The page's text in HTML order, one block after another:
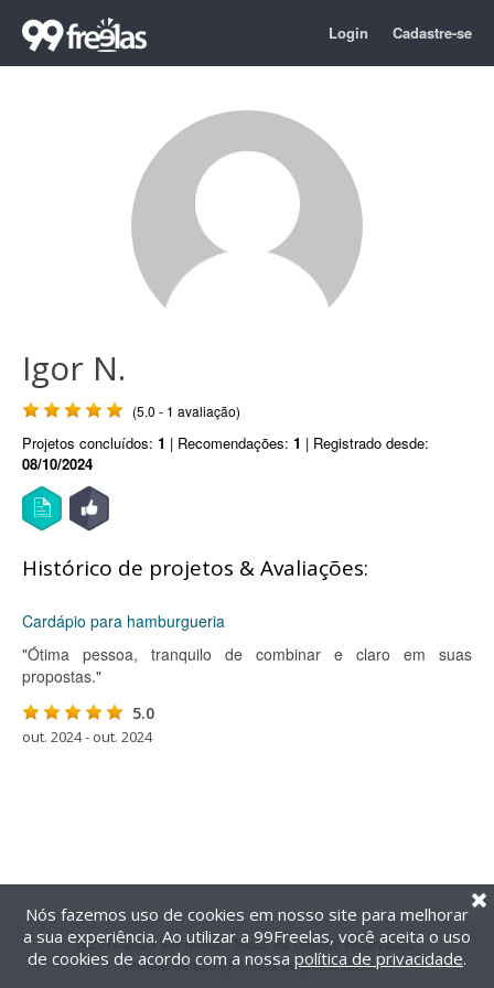
Login Cadastre-se
Igor N.
(5.0 - 1 avaliação)
Projetos concluídos: 1 | Recomendações: 1 | Registrado desde:
08/10/2024
Histórico de projetos & Avaliações:
Cardápio para hamburgueria
"Ótima pessoa, tranquilo de combinar e claro em suas
propostas."
5.0
out. 2024 - out. 2024
@2014-2026 99Freelas. Todos os direitos reservados.
Termos de uso| Política de privacidade
Nós fazemos uso de cookies em nosso site para melhorar
a sua experiência. Ao utilizar a 99Freelas, você aceita o uso
de cookies de acordo com a nossa política de privacidade.